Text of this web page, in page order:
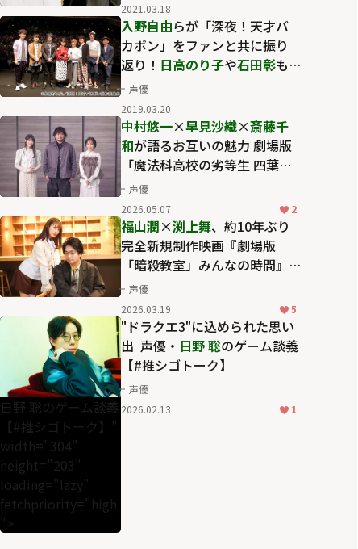
2021.03.18
入野自由らが「深夜！天才バ
カボン」をファンと共に振り
返り！ 日高のり子や石田彰も
作中人気のあの"男子"を演じ
る！？
声優
2019.03.20
中村悠一×早見沙織×斎藤千
和が語るお互いの魅力 劇場版
「魔法科高校の劣等生 四葉継
承編」で確かめた信頼
声優
2026.05.07
2
福山潤×渕上舞、約10年ぶり
完全新規制作映画『劇場版
「暗殺教室」みんなの時間』
は「満足感と余韻を感じる作
品」
声優
2026.03.19
5
日野 聡のゲーム談義
【#推シゴトーク】"
width="304"
height="203"
loading="lazy"
fetchpriority="high
">
"ドラクエ3"に込められた思い
出 ―― 声優・ 日野 聡のゲーム談義
【#推シゴトーク】
声優
2026.02.13
1